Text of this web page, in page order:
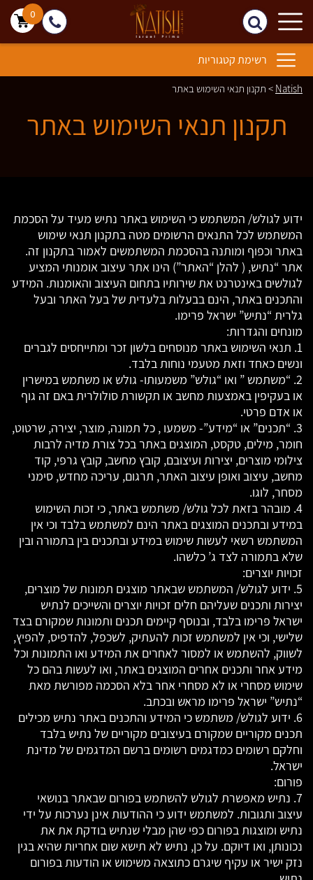
0
רשימת קטגוריות
Natish
> תקנון תנאי השימוש באתר
תקנון תנאי השימוש באתר
ידוע לגולש/ המשתמש כי השימוש באתר נתיש מעיד על הסכמת
המשתמש לכל התנאים הרשומים מטה בתקנון תנאי שימוש
באתר וכפוף ומותנה בהסכמת המשתמשים לאמור בתקנון זה.
אתר “נתיש, ( להלן “האתר”) הינו אתר עיצוב אומנותי המציע
לגולשים באינטרנט את שירותיו בתחום העיצוב והאומנות. המידע
והתכנים באתר, הינם בבעלות בלעדית של בעל האתר ובעל
גלרית “נתיש” ישראל פרימו.
מונחים והגדרות:
1. תנאי השימוש באתר מנוסחים בלשון זכר ומתייחסים לגברים
ונשים כאחד וזאת מטעמי נוחות בלבד.
2. “משתמש ” ואו “גולש” משמעותו- גולש או משתמש במישרין
או בעקיפין באמצעות מחשב או תקשורת סולולרית באם זה גוף
או אדם פרטי.
3. “תכנים” או “מידע”- משמעו , כל תמונה, מוצר, יצירה, שרטוט,
חומר, מילים, טקסט, המוצגים באתר בכל צורת מדיה לרבות
צילומי מוצרים, יצירות ועיצובם, קובץ מחשב, קובץ גרפי, קוד
מחשב, עיצוב ואופן עיצוב האתר, תרגום, עריכה מחדש, סימני
מסחר, לוגו.
4. מובהר בזאת לכל גולש/ משתמש באתר, כי זכות השימוש
במידע ובתכנים המוצגים באתר הינם למשתמש בלבד וכי אין
המשתמש רשאי לעשות שימוש במידע ובתכנים בין בתמורה ובין
שלא בתמורה לצד ג’ כלשהו.
זכויות יוצרים:
5. ידוע לגולש/ המשתמש שבאתר מוצגים תמונות של מוצרים,
יצירות ותכנים שעליהם חלים זכויות יוצרים והשייכים לנתיש
ישראל פרימו בלבד, ובנוסף קיימים תכנים ותמונות שמקורם בצד
שלישי, וכי אין למשתמש זכות להעתיק, לשכפל, להדפיס, להפיץ,
לשווק, להשתמש או למסור לאחרים את המידע ואו התמונות וכל
מידע אחר ותכנים אחרים המוצגים באתר, ואו לעשות בהם כל
שימוש מסחרי או לא מסחרי אחר בלא הסכמה מפורשת מאת
“נתיש” ישראל פרימו מראש ובכתב.
6. ידוע לגולש/ משתמש כי המידע והתכנים באתר נתיש מכילים
תכנים מקוריים שמקורם בעיצובים מקוריים של נתיש בלבד
וחלקם רשומים כמדגמים רשומים ברשם המדגמים של מדינת
ישראל.
פורום:
7. נתיש מאפשרת לגולש להשתמש בפורום שבאתר בנושאי
עיצוב ותגובות. למשתמש ידוע כי ההודעות אינן נערכות על ידי
נתיש ומוצגות בפורום כפי שהן מבלי שנתיש בודקת את את
נכונותן, ואו דיוקם. על כן, נתיש לא תישא שום אחריות שהיא בגין
נזק ישיר או עקיף שיגרם כתוצאה משימוש או הודעות בפורום